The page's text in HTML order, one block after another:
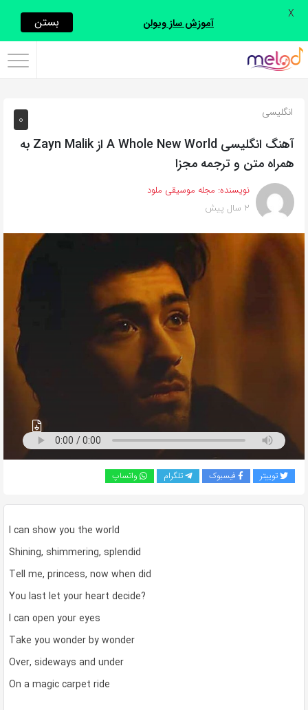
اشتراک
با
روش‌های
زیر
این
صفحه
را
با
0 انگلیسی
آهنگ انگلیسی A Whole New World از Zayn Malik به
همراه متن و ترجمه مجزا
نویسنده: مجله موسیقی ملود
2 سال پیش
توییتر فیسبوک تلگرام واتساپ
I can show you the world
Shining, shimmering, splendid
Tell me, princess, now when did
You last let your heart decide?
I can open your eyes
Take you wonder by wonder
Over, sideways and under
On a magic carpet ride
آموزش ساز ویولن بستن X